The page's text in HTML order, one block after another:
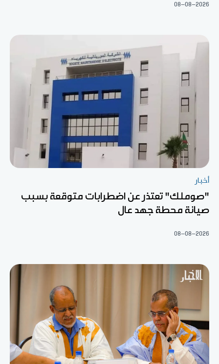
08-08-2026
أخبار
"صوملك" تعتذر عن اضطرابات متوقعة بسبب
صيانة محطة جهد عال
08-08-2026